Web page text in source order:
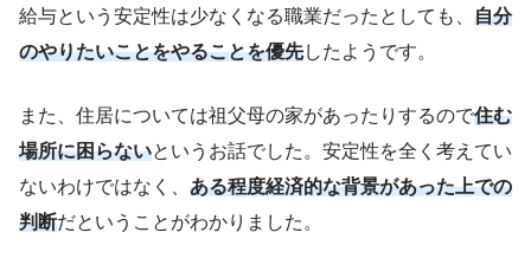
給与という安定性は少なくなる職業だったとしても、 自分
のやりたいことをやることを優先したようです。
また、住居については祖父母の家があったりするので住む
場所に困らないというお話でした。安定性を全く考えてい
ないわけではなく、 ある程度経済的な背景があった上での
判断だということがわかりました。